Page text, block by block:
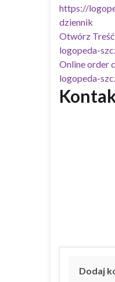
https://
dziennik
Otwórz Treść
logopeda-
Online order
logopeda-
Dodaj